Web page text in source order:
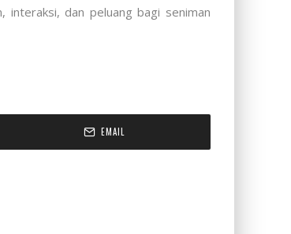
interaksi, dan peluang bagi seniman
EMAIL